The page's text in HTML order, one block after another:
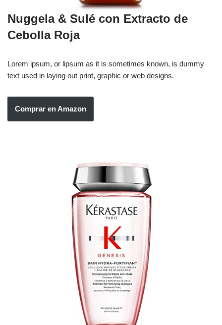
Nuggela & Sulé con Extracto de
Cebolla Roja
Lorem ipsum, or lipsum as it is sometimes known, is dummy
text used in laying out print, graphic or web designs.
Comprar en Amazon